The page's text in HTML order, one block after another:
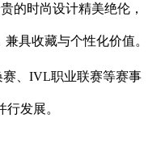
的时尚设计精美绝伦，
具收藏与个性化价值。
、IVL职业联赛等赛事
发展。